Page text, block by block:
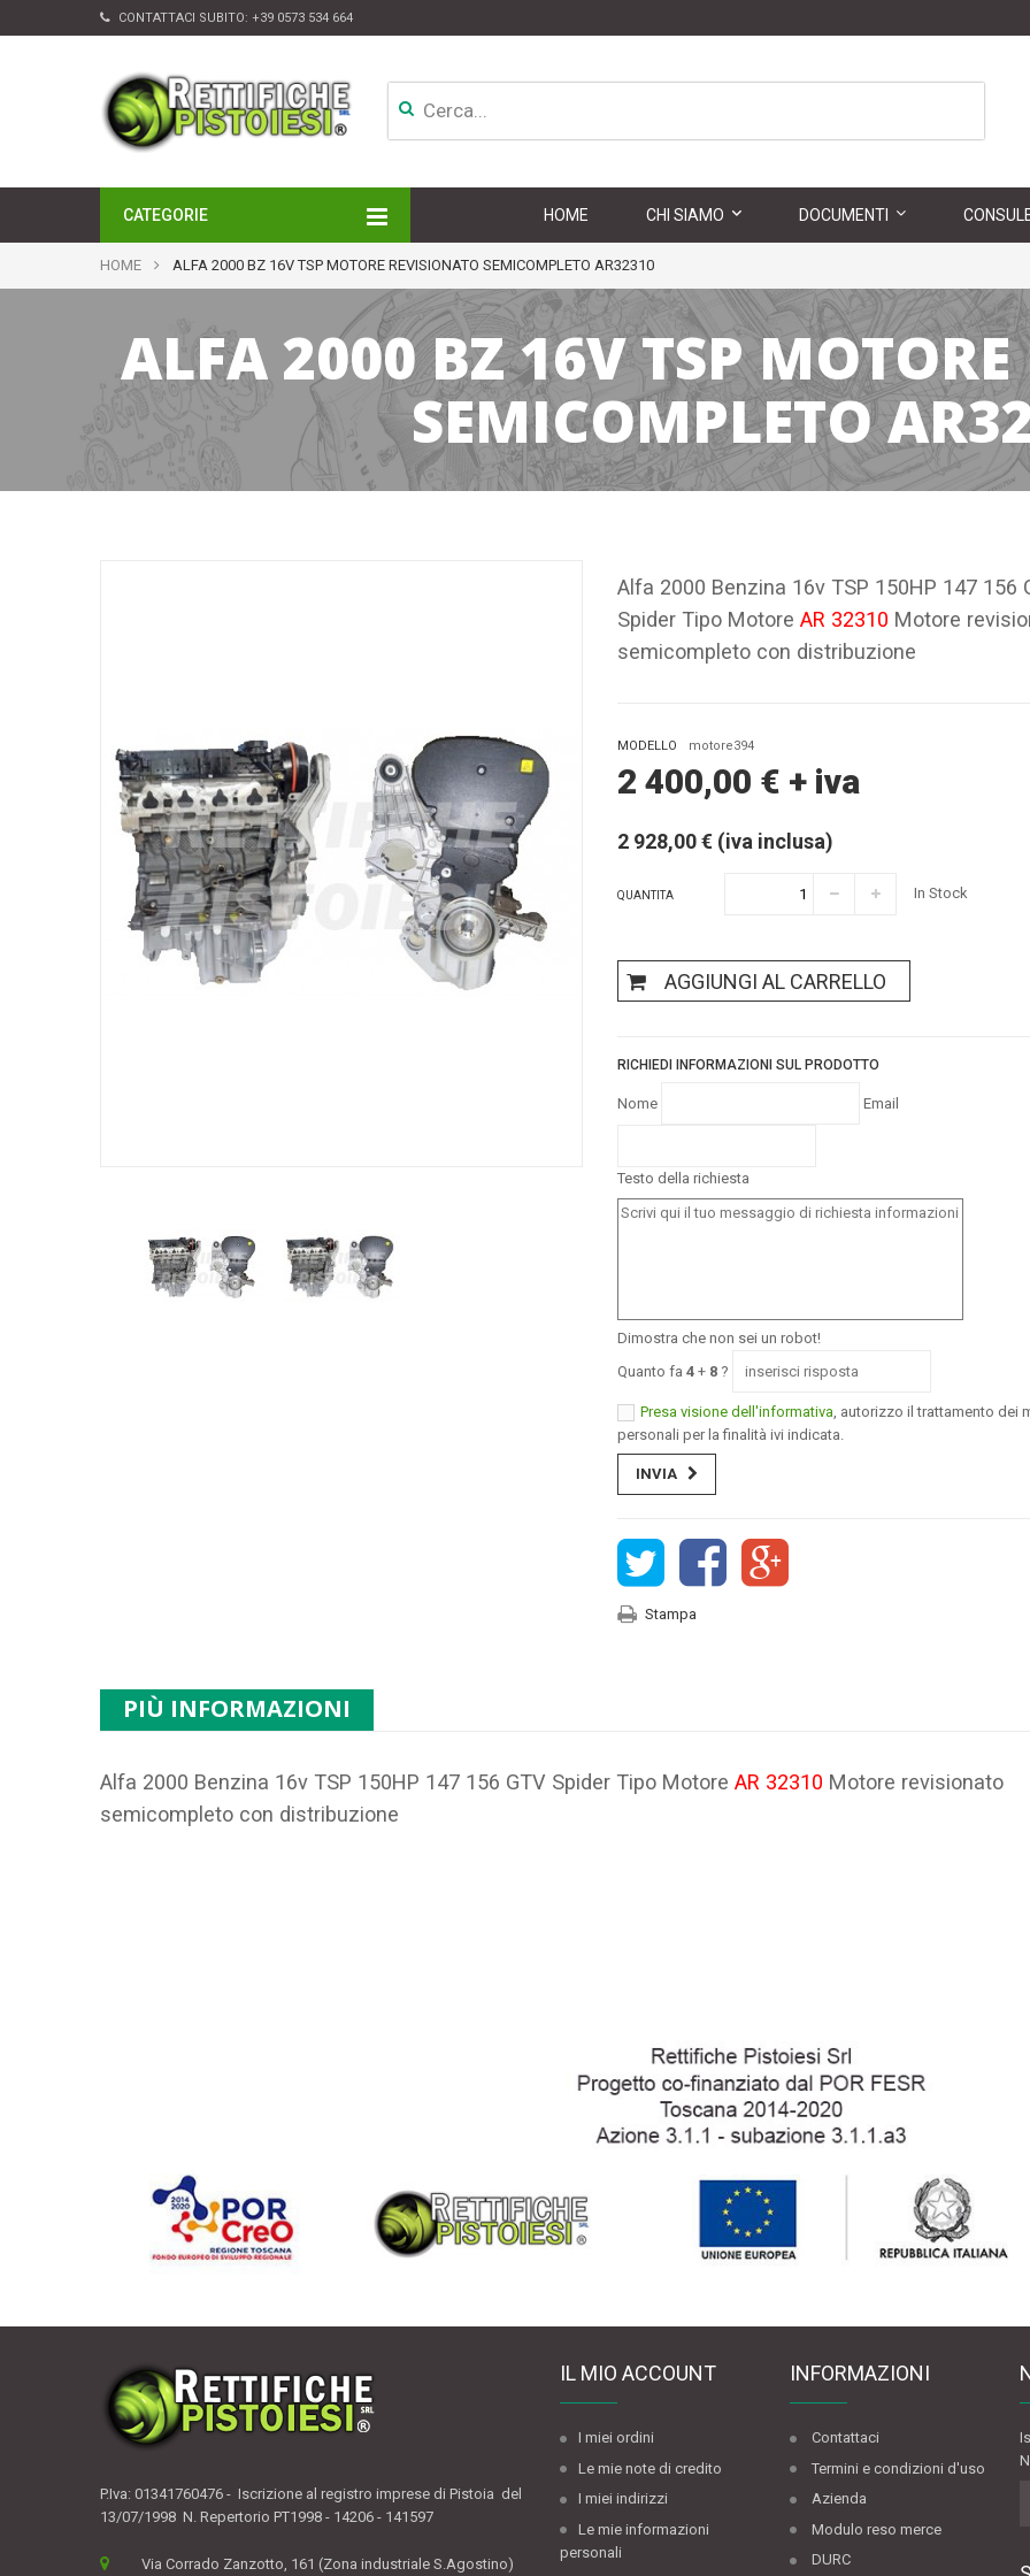
CONTATTACI SUBITO: +39 0573 534 664
CATEGORIE
APPARATI DI INIEZIONE
TURBINE
ALTRI ACCESSORI
HOME CHI SIAMO DOCUMENTI
HOME ALFA 2000 BZ 16V TSP MOTORE REVISIONATO SEMICOMPLETO AR32310
ALFA 2000 BZ 16V TSP
SEMICOMPLETO
Alfa 2000 Benzina 16v TSP 150HP 147 156
Spider Tipo Motore AR 32310 Motore
semicompleto con distribuzione
MODELLO motore394
2 400,00 € + iva
2 928,00 € (iva inclusa)
QUANTITA In Stock
AGGIUNGI AL CARRELLO
RICHIEDI INFORMAZIONI SUL PRODOTTO
Nome Email
Testo della richiesta
Dimostra che non sei un robot!
Quanto fa 4 + 8 ?
Presa visione dell'informativa , autorizzo il trattamento dei
personali per la finalità ivi indicata.
INVIA
Stampa
PIÙ INFORMAZIONI
Alfa 2000 Benzina 16v TSP 150HP 147 156 GTV Spider Tipo Motore AR 32310 Motore revisionato
semicompleto con distribuzione
P.Iva: 01341760476 - Iscrizione al registro imprese di Pistoia del
13/07/1998 N. Repertorio PT1998 - 14206 - 141597
Via Corrado Zanzotto, 161 (Zona industriale S.Agostino)
IL MIO ACCOUNT
I miei ordini
Le mie note di credito
I miei indirizzi
Le mie informazioni
personali
INFORMAZIONI
Contattaci
Termini e condizioni d'uso
Azienda
Modulo reso merce
DURC